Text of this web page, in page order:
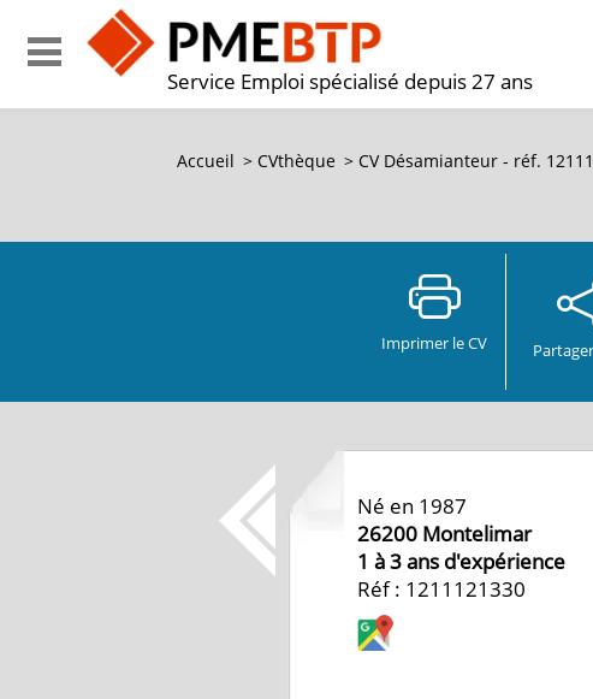
Service Emploi spécialisé depuis 27 ans
Accueil > CVthèque > CV Désamianteur - réf.
Imprimer le CV Partager
Né en 1987
26200 Montelimar
1 à 3 ans d'expérience
Réf : 1211121330